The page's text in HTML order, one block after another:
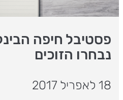
נבחרו הזוכים
18 לאפריל 2017